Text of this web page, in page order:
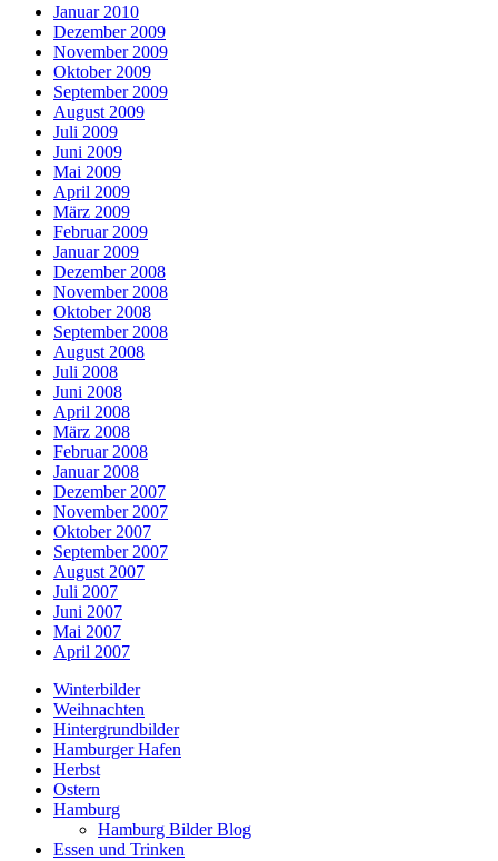
Januar 2010
Dezember 2009
November 2009
Oktober 2009
September 2009
August 2009
Juli 2009
Juni 2009
Mai 2009
April 2009
März 2009
Februar 2009
Januar 2009
Dezember 2008
November 2008
Oktober 2008
September 2008
August 2008
Juli 2008
Juni 2008
April 2008
März 2008
Februar 2008
Januar 2008
Dezember 2007
November 2007
Oktober 2007
September 2007
August 2007
Juli 2007
Juni 2007
Mai 2007
April 2007
Winterbilder
Weihnachten
Hintergrundbilder
Hamburger Hafen
Herbst
Ostern
Hamburg
Hamburg Bilder Blog
Essen und Trinken